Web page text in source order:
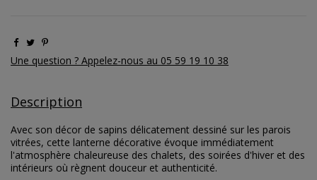
Une question ? Appelez-nous au 05 59 19 10 38
Description
Avec son décor de sapins délicatement dessiné sur les parois
vitrées, cette lanterne décorative évoque immédiatement
l'atmosphère chaleureuse des chalets, des soirées d'hiver et des
intérieurs où règnent douceur et authenticité.